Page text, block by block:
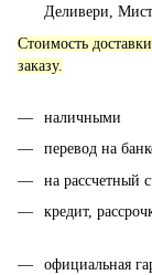
Деливери,
Стоимость
заказу.
наличными
перевод на
на рассчетный
кредит,
официальная